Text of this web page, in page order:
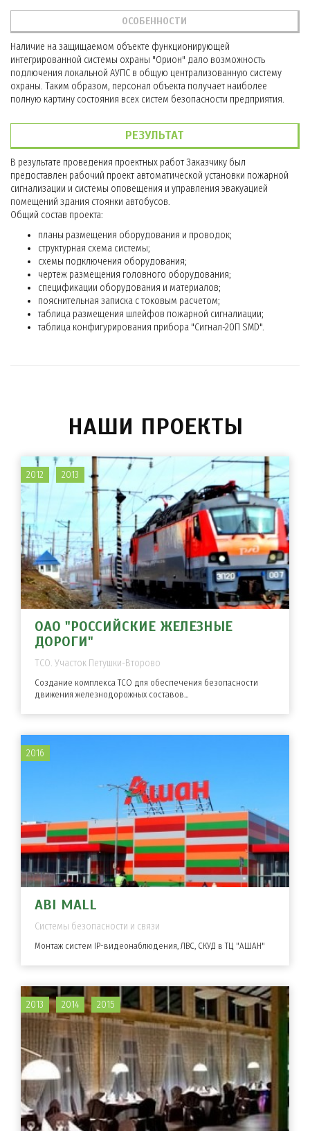
ОСОБЕННОСТИ
Наличие на защищаемом объекте функционирующей
интегрированной системы охраны "Орион" дало возможность
подлючения локальной АУПС в общую централизованную систему
охраны. Таким образом, персонал объекта получает наиболее
полную картину состояния всех систем безопасности предприятия.
РЕЗУЛЬТАТ
В результате проведения проектных работ Заказчику был
предоставлен рабочий проект автоматической установки пожарной
сигнализации и системы оповещения и управления эвакуацией
помещений здания стоянки автобусов.
Общий состав проекта:
планы размещения оборудования и проводок;
структурная схема системы;
схемы подключения оборудования;
чертеж размещения головного оборудования;
спецификации оборудования и материалов;
пояснительная записка с токовым расчетом;
таблица размещения шлейфов пожарной сигналиации;
таблица конфигурирования прибора "Сигнал-20П SMD".
НАШИ ПРОЕКТЫ
ОАО "РОССИЙСКИЕ ЖЕЛЕЗНЫЕ
ДОРОГИ"
ТСО. Участок Петушки-Второво
Создание комплекса ТСО для обеспечения безопасности
движения железнодорожных составов...
2012 2013
ABI MALL
Системы безопасности и связи
Монтаж систем IP-видеонаблюдения, ЛВС, СКУД в ТЦ "АШАН"
2016
2013 2014 2015